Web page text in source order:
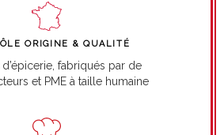
ORIGINE & QUALITÉ
fabriqués par de
et PME à taille humaine